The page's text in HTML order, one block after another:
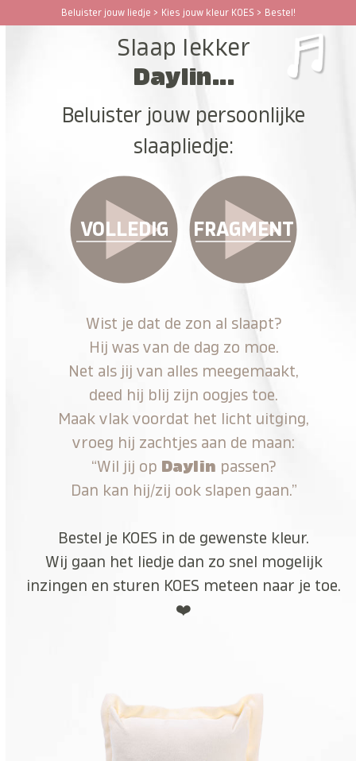
Beluister jouw liedje > Kies jouw kleur KOES > Bestel!
Open
Close
Slaap lekker
Daylin...
Beluister jouw persoonlijke
slaapliedje:
VOLLEDIG FRAGMENT
Wist je dat de zon al slaapt?
Hij was van de dag zo moe.
Net als jij van alles meegemaakt,
deed hij blij zijn oogjes toe.
Maak vlak voordat het licht uitging,
vroeg hij zachtjes aan de maan:
“Wil jij op Daylin passen?
Dan kan hij/zij ook slapen gaan.”
Bestel je KOES in de gewenste kleur.
Wij gaan het liedje dan zo snel mogelijk
inzingen en sturen KOES meteen naar je toe.
❤️